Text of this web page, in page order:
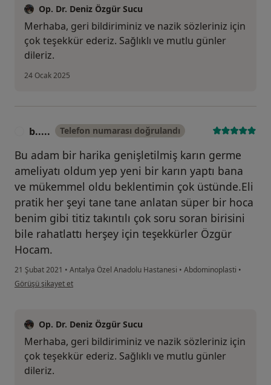
Op. Dr. Deniz Özgür Sucu
Merhaba, geri bildiriminiz ve nazik sözleriniz için
çok teşekkür ederiz. Sağlıklı ve mutlu günler
dileriz.
24 Ocak 2025
b..... Telefon numarası doğrulandı
Bu adam bir harika genişletilmiş karın germe
ameliyatı oldum yep yeni bir karın yaptı bana
ve mükemmel oldu beklentimin çok üstünde.Eli
pratik her şeyi tane tane anlatan süper bir hoca
benim gibi titiz takıntılı çok soru soran birisini
bile rahatlattı herşey için teşekkürler Özgür
Hocam.
21 Şubat 2021 • Antalya Özel Anadolu Hastanesi • Abdominoplasti •
kullanıcının görüşüne göre b.....
Görüşü şikayet et
Op. Dr. Deniz Özgür Sucu
Merhaba, geri bildiriminiz ve nazik sözleriniz için
çok teşekkür ederiz. Sağlıklı ve mutlu günler
dileriz.